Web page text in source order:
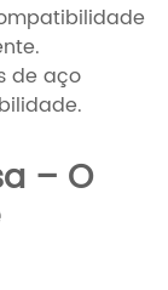
de aço
– O